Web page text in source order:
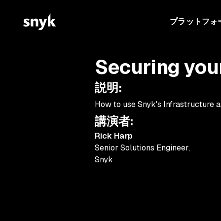
プラットフォ
Securing
説明:
How to use Snyk's Infrastructure
講演者:
Rick Harp
Senior Solutions Engineer,
Snyk